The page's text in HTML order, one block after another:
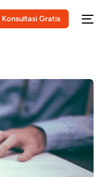
Konsultasi Gratis